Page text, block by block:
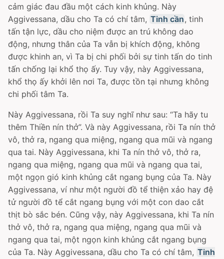
cảm giác đau đầu một cách kinh khủng. Này
Aggivessana, dầu cho Ta có chí tâm, Tinh cần, tinh
tấn tận lực, dầu cho niệm được an trú không dao
động, nhưng thân của Ta vẫn bị khích động, không
được khinh an, vì Ta bị chi phối bởi sự tinh tấn do tinh
tấn chống lại khổ thọ ấy. Tuy vậy, này Aggivessana,
khổ thọ ấy khởi lên nơi Ta, được tồn tại nhưng không
chi phối tâm Ta.
Này Aggivessana, rồi Ta suy nghĩ như sau: “Ta hãy tu
thêm Thiền nín thở”. Và này Aggivessana, rồi Ta nín thở
vô, thở ra, ngang qua miệng, ngang qua mũi và ngang
qua tai. Này Aggivessana, khi Ta nín thở vô, thở ra,
ngang qua miệng, ngang qua mũi và ngang qua tai,
một ngọn gió kinh khủng cắt ngang bụng của Ta. Này
Aggivessana, ví như một người đồ tể thiện xảo hay đệ
tử người đồ tể cắt ngang bụng với một con dao cắt
thịt bò sắc bén. Cũng vậy, này Aggivessana, khi Ta nín
thở vô, thở ra, ngang qua miệng, ngang qua mũi và
ngang qua tai, một ngọn kinh khủng cắt ngang bụng
của Ta. Này Aggivessana, dầu cho Ta có chí tâm, Tinh